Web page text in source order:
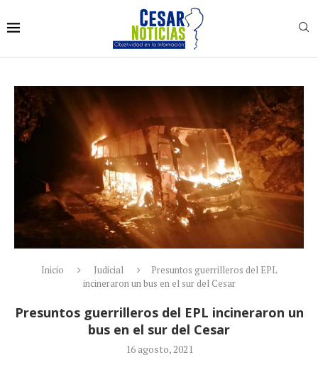
Inicio Judicial
Presuntos guerrilleros del EPL
incineraron un bus en el sur del Cesar
Presuntos guerrilleros del EPL incineraron un
bus en el sur del Cesar
16 agosto, 2021